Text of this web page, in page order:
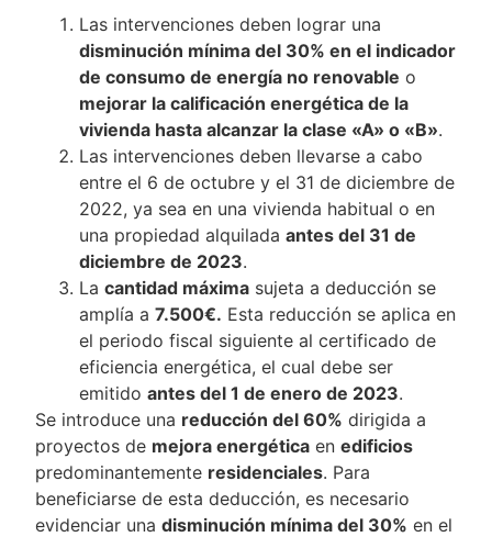
Las intervenciones deben lograr una
disminución mínima del 30% en el indicador
de consumo de energía no renovable o
mejorar la calificación energética de la
vivienda hasta alcanzar la clase «A» o «B».
Las intervenciones deben llevarse a cabo
entre el 6 de octubre y el 31 de diciembre de
2022, ya sea en una vivienda habitual o en
una propiedad alquiladaantes del 31 de
diciembre de 2023.
Lacantidad máxima sujeta a deducción se
amplía a7.500€. Esta reducción se aplica en
el periodo fiscal siguiente al certificado de
eficiencia energética, el cual debe ser
emitidoantes del 1 de enero de 2023.
Se introduce una reducción del 60% dirigida a
proyectos de mejora energética enedificios
predominantemente residenciales. Para
beneficiarse de esta deducción, es necesario
evidenciar unadisminución mínima del 30% en el